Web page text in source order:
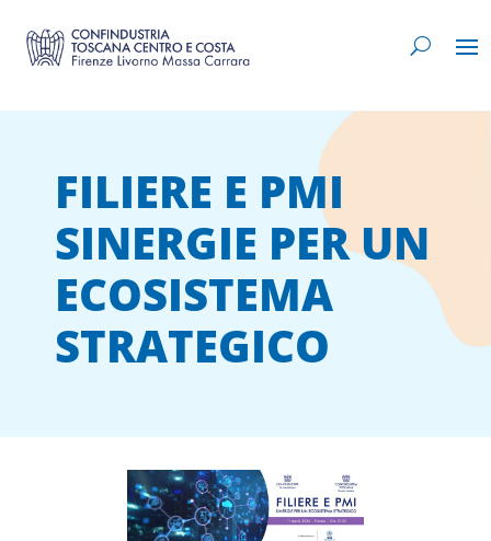
FILIERE E PMI
SINERGIE PER UN
ECOSISTEMA
STRATEGICO